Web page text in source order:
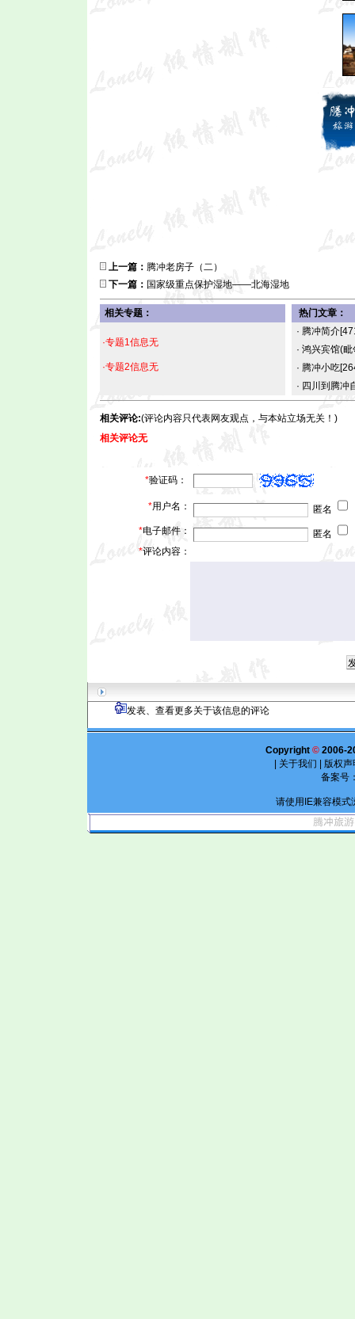
上一篇： 腾冲老房子（二）
下一篇： 国家级重点保护湿地——北海湿地
相关专题：
·专题1信息无
·专题2信息无
热门文章：
· 腾冲简介
· 鸿兴宾馆(
· 腾冲小吃
· 四川到腾冲
相关评论:(评论内容只代表网友观点，与本站立场无关！)
相关评论无
*验证码：
*用户名：
匿名
*电子邮件：
匿名
*评论内容：
发表、查看更多关于该信息的评论
Copyright © 2006-
关于我们
版权
备案号
请使用IE兼容模式